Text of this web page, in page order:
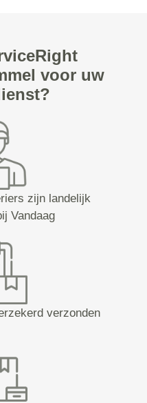
voor uw
zijn landelijk
Vandaag
verzonden